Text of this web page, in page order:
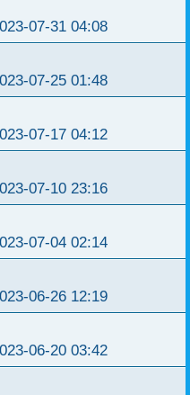
07-31 04:08
07-25 01:48
07-17 04:12
07-10 23:16
07-04 02:14
06-26 12:19
06-20 03:42